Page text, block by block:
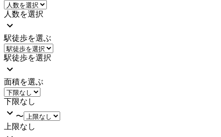
人数を選択
駅徒歩を選ぶ
駅徒歩を選択
面積を選ぶ
下限なし
〜
上限なし